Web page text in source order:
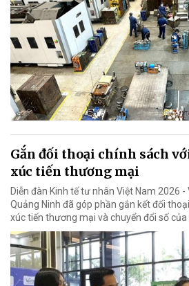
Gắn đối thoại chính sách
xúc tiến thương mại
Diễn đàn Kinh tế tư nhân Việt Nam 2026
Quảng Ninh đã góp phần gắn kết đối
xúc tiến thương mại và chuyển đổi số của